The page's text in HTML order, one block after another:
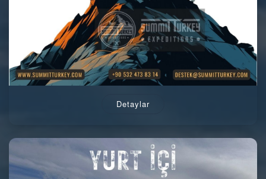
Detaylar